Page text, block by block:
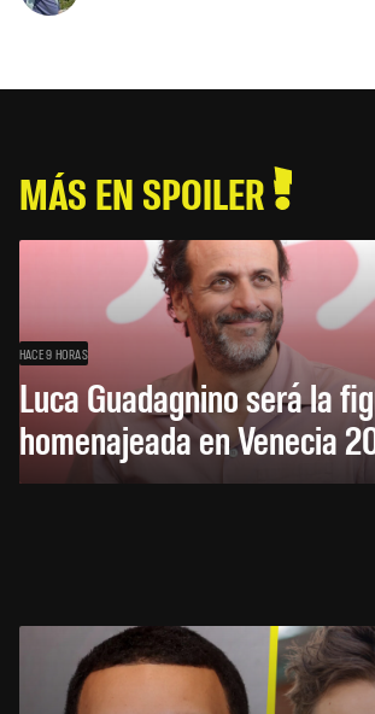
MÁS EN SPOILER
HACE 9 HORAS
Luca Guadagnino será la
homenajeada en Venecia